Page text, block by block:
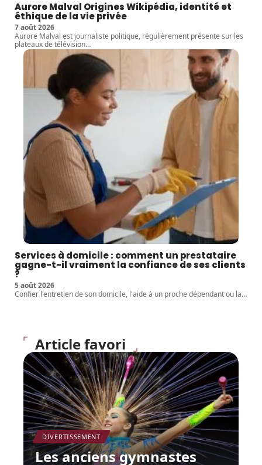
Aurore Malval Origines Wikipédia, identité et
éthique de la vie privée
7 août 2026
Aurore Malval est journaliste politique, régulièrement présente sur les
plateaux de télévision…
Services à domicile : comment un prestataire
gagne-t-il vraiment la confiance de ses clients
?
5 août 2026
Confier l'entretien de son domicile, l'aide à un proche dépendant ou la…
Article favori
DIVERTISSEMENT
Les anciens gymnastes